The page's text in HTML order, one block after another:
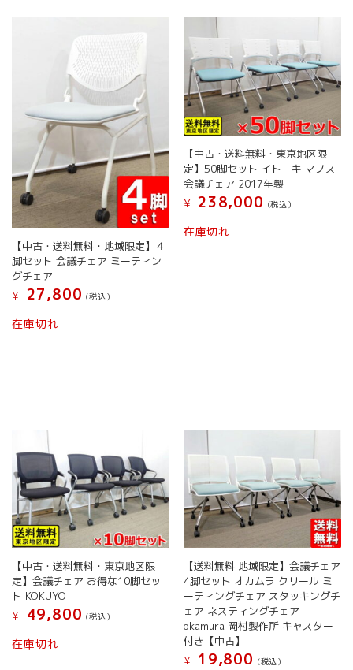
【中古・送料無料・地域限定】４
脚セット 会議チェア ミーティン
グチェア
¥
27,800 (税込）
在庫切れ
【中古・送料無料・東京地区限
定】50脚セット イトーキ マノス
会議チェア 2017年製
¥ 238,000 (税込）
在庫切れ
【中古・送料無料・東京地区限
定】会議チェア お得な10脚セッ
ト KOKUYO
¥
49,800 (税込）
在庫切れ
【送料無料 地域限定】会議チェア
4脚セット オカムラ クリール ミ
ーティングチェア スタッキングチ
ェア ネスティングチェア
okamura 岡村製作所 キャスター
付き【中古】
¥
19,800 (税込）